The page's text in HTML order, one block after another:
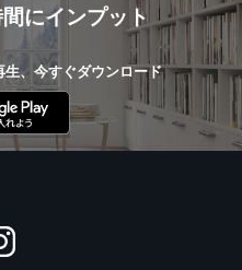
にインプット
、今すぐダウンロード